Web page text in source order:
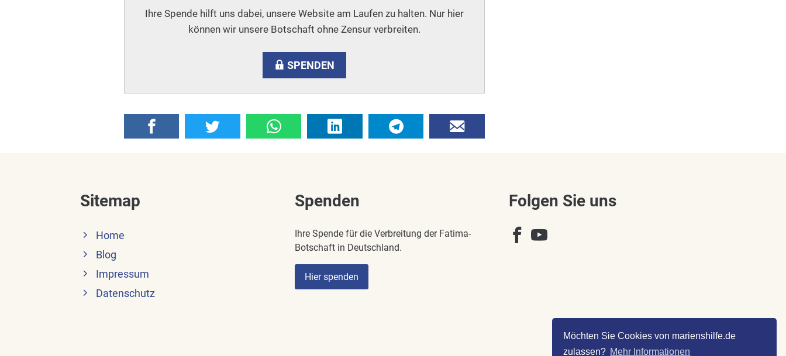
Möchten Sie Cookies von marienshilfe.de
zulassen? Mehr Informationen
Ihre Spende hilft uns dabei, unsere Website am Laufen zu halten. Nur hier
können wir unsere Botschaft ohne Zensur verbreiten.
SPENDEN
Sitemap
Home
Blog
Impressum
Datenschutz
Spenden
Ihre Spende für die Verbreitung der Fatima-
Botschaft in Deutschland.
Hier spenden
Folgen Sie uns